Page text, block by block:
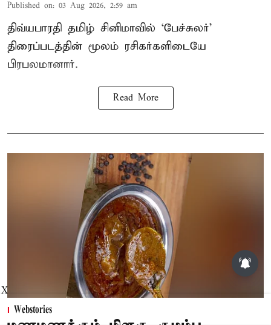
Published on: 03 Aug 2026, 2:59 am
திவ்யபாரதி தமிழ் சினிமாவில் ‘பேச்சுலர்’
திரைப்படத்தின் மூலம் ரசிகர்களிடையே
பிரபலமானார்.
Read More
Webstories
X